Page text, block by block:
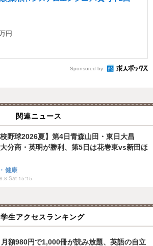
円
Sponsored by
関連ニュース
校野球2026夏】第4日青森山田・東日大昌
分商・英明が勝利、第5日は花巻東vs新田ほ
健康
Sat 15:15
生アクセスランキング
月額980円で1,000冊が読み放題、英語の自立